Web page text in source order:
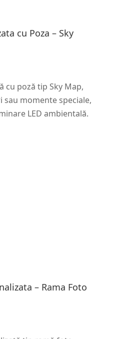
cu Poza – Sky
cu poză tip Sky Map,
momente speciale,
LED ambientală.
– Rama Foto